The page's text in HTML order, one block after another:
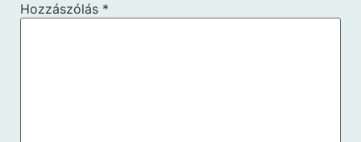
Hozzászólás *